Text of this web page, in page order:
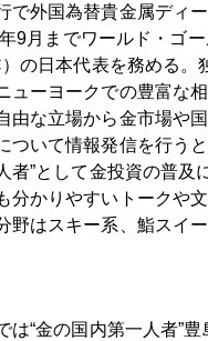
日
日
ショック、現実に
市場に、参院選への影響
で外国為替貴金属ディ
9月までワールド・ゴ
の日本代表を務める。
ューヨークでの豊富な
由な立場から金市場や
ついて情報発信を行う
者”として金投資の普及
分かりやすいトークや
野はスキー系、鮨スイー
は“金の国内第一人者”